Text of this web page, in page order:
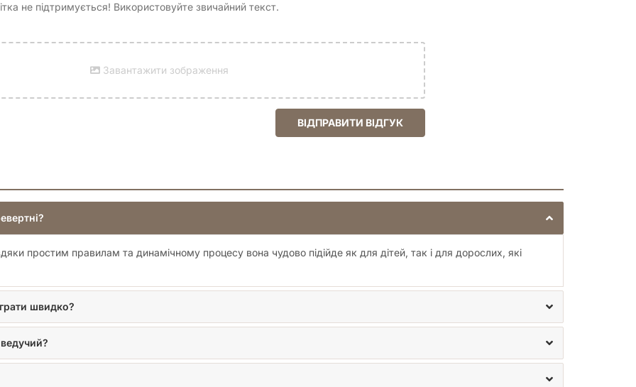
не підтримується! Використовуйте звичайний текст.
Завантажити зображення
ВІДПРАВИТИ ВІДГУК
простим правилам та динамічному процесу вона чудово підійде як для дітей, так і для дорослих, які
швидко?